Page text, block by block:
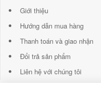
Giới thiệu
Hướng dẫn mua hàng
Thanh toán và giao nhận
Đổi trả sản phẩm
Liên hệ với chúng tôi